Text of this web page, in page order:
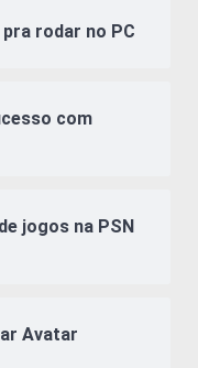
rodar no PC
com
jogos na PSN
Avatar